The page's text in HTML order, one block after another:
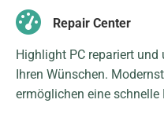
Repair Center
Highlight PC repariert
Ihren Wünschen.
ermöglichen eine schnelle